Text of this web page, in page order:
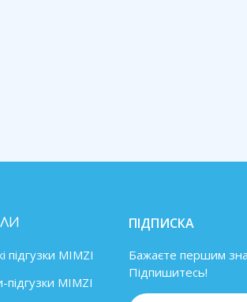
підгузки MIMZІ
підгузки MIMZI
ПІДПИСКА
Бажаєте першим
Підпишитесь!